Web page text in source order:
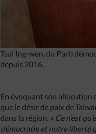
Tsai Ing-wen, du Parti
depuis 2016.
En évoquant son allocution
que le désir de paix de
dans la région. « Ce n’est
démocratie et notre liberté